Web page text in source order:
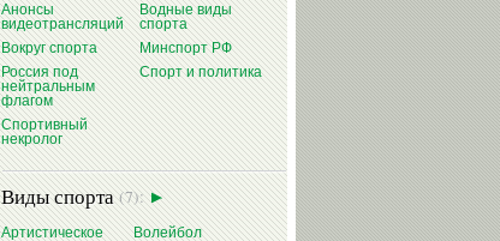
1946г. — родилсяВиктор
БАЖЕНОВ(фехтование)
читать далее
Анонсы
видеотрансляций
Водные виды
спорта
Вокруг спорта
Минспорт РФ
Россия под
нейтральным
флагом
Спорт и политика
Спортивный
некролог
Виды спорта(7):
Артистическое
Волейбол